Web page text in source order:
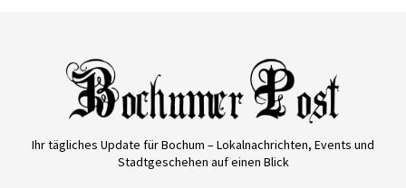
Ihr tägliches Update für Bochum – Lokalnachrichten, Events und
Stadtgeschehen auf einen Blick